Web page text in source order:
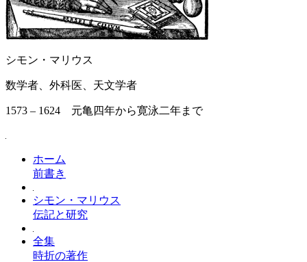
シモン・マリウス
数学者、外科医、天文学者
1573 – 1624 元亀四年から寛泳二年まで
ホーム
前書き
シモン・マリウス
伝記と研究
全集
時折の著作